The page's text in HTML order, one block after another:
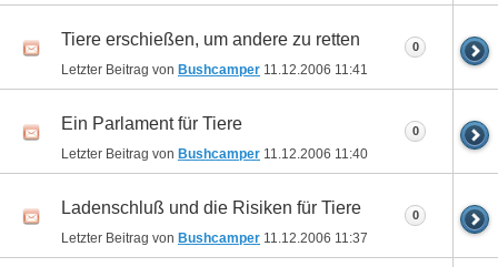
Tiere erschießen, um andere zu retten
Letzter Beitrag von Bushcamper 11.12.2006 11:41
0
Ein Parlament für Tiere
Letzter Beitrag von Bushcamper 11.12.2006 11:40
0
Ladenschluß und die Risiken für Tiere
Letzter Beitrag von Bushcamper 11.12.2006 11:37
0